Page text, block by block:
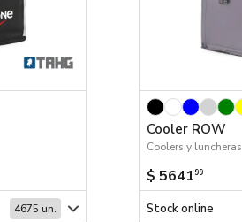
4675 un.
Cooler ROW
Coolers y luncheras
$ 564199
Stock online